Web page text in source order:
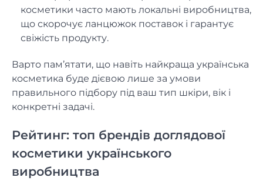
косметики часто мають локальні виробництва,
що скорочує ланцюжок поставок і гарантує
свіжість продукту.
Варто пам’ятати, що навіть найкраща українська
косметика буде дієвою лише за умови
правильного підбору під ваш тип шкіри, вік і
конкретні задачі.
Рейтинг: топ брендів доглядової
косметики українського
виробництва